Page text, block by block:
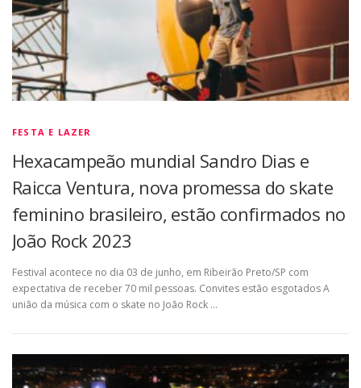
FESTA E LAZER
Hexacampeão mundial Sandro Dias e
Raicca Ventura, nova promessa do skate
feminino brasileiro, estão confirmados no
João Rock 2023
Festival acontece no dia 03 de junho, em Ribeirão Preto/SP com
expectativa de receber 70 mil pessoas. Convites estão esgotados A
união da música com o skate no João Rock …